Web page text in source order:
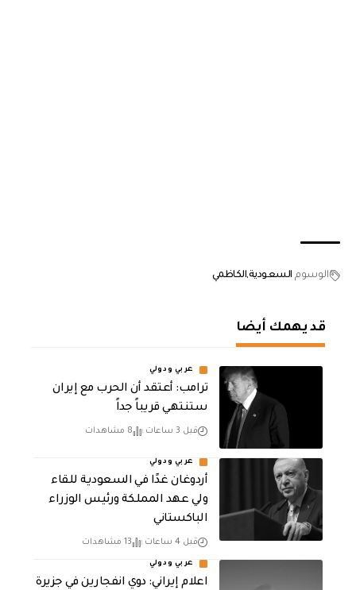
الوسوم السعوديةالكاظمي
قد يهمك أيضا
عربي ودولي
‏ترامب: أعتقد أن الحرب مع إيران
ستنتهي قريباً جداً
قبل 3 ساعات 8 مشاهدات
عربي ودولي
أردوغان غدًا في السعودية للقاء
ولي عهد المملكة ورئيس الوزراء
الباكستاني
قبل 4 ساعات 13 مشاهدات
عربي ودولي
اعلام إيراني: دوي انفجارين في جزيرة